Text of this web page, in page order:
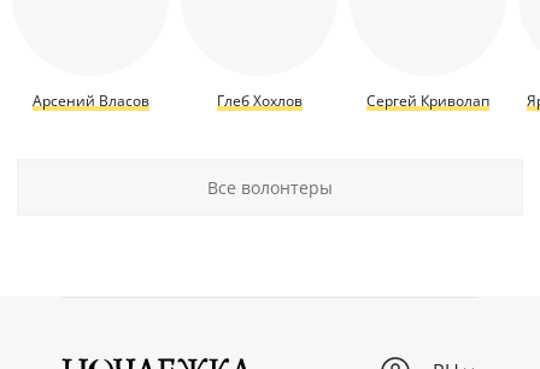
Арсений Власов Глеб Хохлов Сергей Криволап
Все волонтеры